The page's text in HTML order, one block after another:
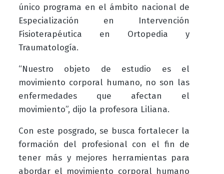
único programa en el ámbito nacional de
Especialización en Intervención
Fisioterapéutica en Ortopedia y
Traumatología.
“Nuestro objeto de estudio es el
movimiento corporal humano, no son las
enfermedades que afectan el
movimiento”, dijo la profesora Liliana.
Con este posgrado, se busca fortalecer la
formación del profesional con el fin de
tener más y mejores herramientas para
abordar el movimiento corporal humano